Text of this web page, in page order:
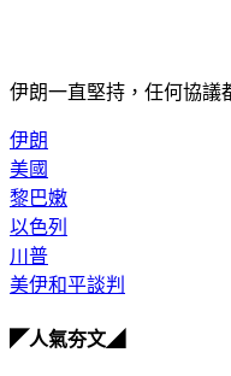
伊朗一直堅持，任何協議
伊朗
美國
黎巴嫩
以色列
川普
美伊和平談判
◤人氣夯文◢